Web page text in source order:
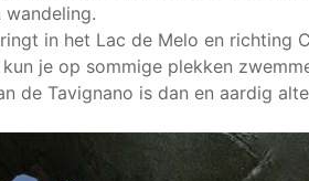
in het Lac de Melo en richting
je op sommige plekken
de Tavignano is dan en aardig